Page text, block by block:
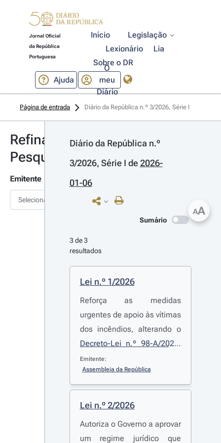
Jornal Oficial
da República
Portuguesa
Início
Legislação
Lexionário
Lia
Sobre o DR
Ajuda
O
meu
Diário
Página de entrada Diário da República n.º 3/2026, Série I
Refinar
Pesquisa
Emitente
Selecionar
Diário da República n.º
3/2026, Série I de 2026-
01-06
Sumário
3 de 3
resultados
Lei n.º 1/2026
Reforça as medidas
urgentes de apoio às vítimas
dos incêndios, alterando o
Decreto-Lei n.º 98-A/2025,
de 24 de agosto, que
estabelece medidas de
apoio e mitigação do
impacto de incêndios rurais.
Emitente:
Assembleia da República
Lei n.º 2/2026
Autoriza o Governo a aprovar
um regime jurídico que
AA